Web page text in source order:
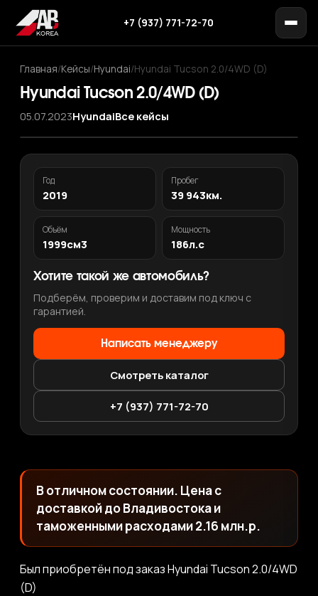
+7 (937) 771-72-70
Главная/Кейсы/Hyundai/Hyundai Tucson 2.0/4WD (D)
Hyundai Tucson 2.0/4WD (D)
05.07.2023HyundaiВсе кейсы
Год
2019
Пробег
39 943км.
Объём
1999см3
Мощность
186л.с
Хотите такой же автомобиль?
Подберём, проверим и доставим под ключ с
гарантией.
Написать менеджеру
Смотреть каталог
+7 (937) 771-72-70
В отличном состоянии. Цена с
доставкой до Владивостока и
таможенными расходами 2.16 млн.р.
Был приобретён под заказ Hyundai Tucson 2.0/4WD
(D)